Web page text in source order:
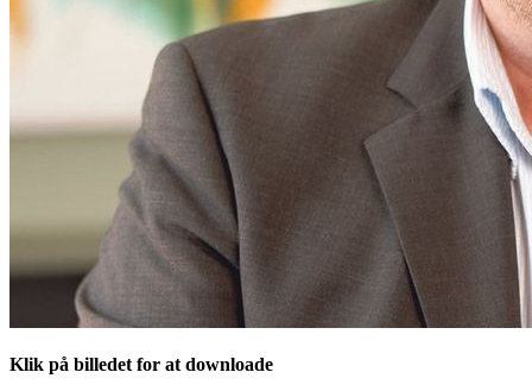
Klik på billedet for at downloade